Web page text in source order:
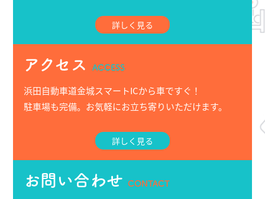
詳しく見る
アクセス ACCESS
浜田自動車道金城スマートICから車ですぐ！
駐車場も完備。お気軽にお立ち寄りいただけます。
詳しく見る
お問い合わせCONTACT